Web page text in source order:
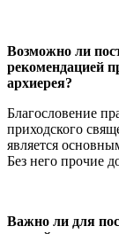
Возможно ли
рекомендацией
архиерея?
Благословение
приходского
является
Без него прочие
Важно ли для